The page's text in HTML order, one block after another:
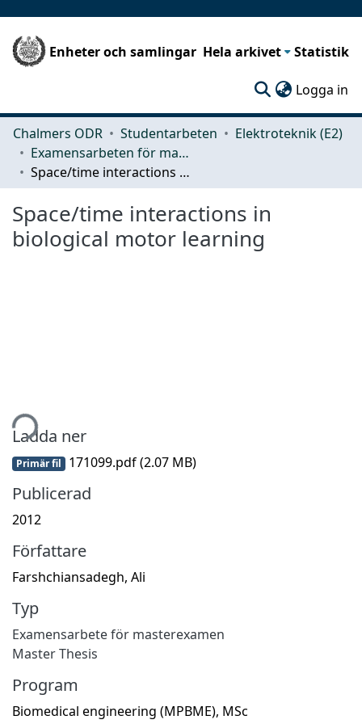
Enheter och samlingar Hela arkivet Statistik
Logga in
Chalmers ODR Studentarbeten
Elektroteknik (E2)
Examensarbeten för masterexamen
Space/time interactions in biological motor learning
Space/time interactions in
biological motor learning
Ladda ner
Primär fil 171099.pdf(2.07 MB)
Publicerad
2012
Författare
Farshchiansadegh, Ali
Typ
Examensarbete för masterexamen
Master Thesis
Program
Biomedical engineering (MPBME), MSc